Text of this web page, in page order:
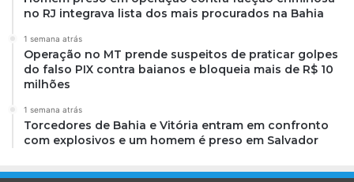
no RJ integrava lista dos mais procurados na Bahia
1 semana atrás
Operação no MT prende suspeitos de praticar golpes
do falso PIX contra baianos e bloqueia mais de R$ 10
milhões
1 semana atrás
Torcedores de Bahia e Vitória entram em confronto
com explosivos e um homem é preso em Salvador